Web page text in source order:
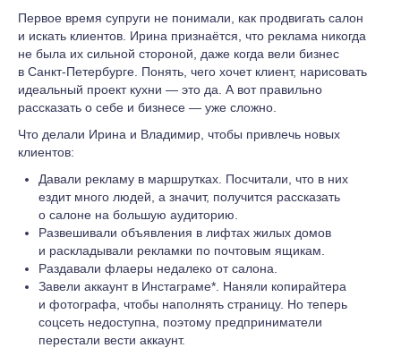
Первое время супруги не понимали, как продвигать салон
и искать клиентов. Ирина признаётся, что реклама никогда
не была их сильной стороной, даже когда вели бизнес
в Санкт-Петербурге. Понять, чего хочет клиент, нарисовать
идеальный проект кухни — это да. А вот правильно
рассказать о себе и бизнесе — уже сложно.
Что делали Ирина и Владимир, чтобы привлечь новых
клиентов:
Давали рекламу в маршрутках. Посчитали, что в них
ездит много людей, а значит, получится рассказать
о салоне на большую аудиторию.
Развешивали объявления в лифтах жилых домов
и раскладывали рекламки по почтовым ящикам.
Раздавали флаеры недалеко от салона.
Завели аккаунт в Инстаграме*. Наняли копирайтера
и фотографа, чтобы наполнять страницу. Но теперь
соцсеть недоступна, поэтому предприниматели
перестали вести аккаунт.